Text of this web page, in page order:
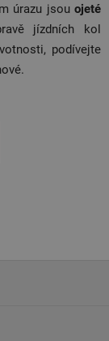
úrazu jsou ojeté
jízdních kol
podívejte